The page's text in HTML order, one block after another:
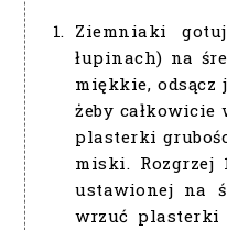
Ziemniaki
łupinach) na
miękkie, odsącz
żeby całkowicie
plasterki
miski.
ustawionej na
wrzuć